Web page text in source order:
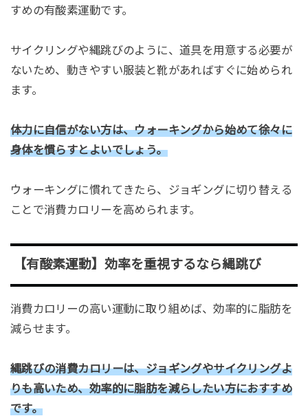
すめの有酸素運動です。
サイクリングや縄跳びのように、道具を用意する必要が
ないため、動きやすい服装と靴があればすぐに始められ
ます。
体力に自信がない方は、ウォーキングから始めて徐々に
身体を慣らすとよいでしょう。
ウォーキングに慣れてきたら、ジョギングに切り替える
ことで消費カロリーを高められます。
【有酸素運動】効率を重視するなら縄跳び
消費カロリーの高い運動に取り組めば、効率的に脂肪を
減らせます。
縄跳びの消費カロリーは、ジョギングやサイクリングよ
りも高いため、効率的に脂肪を減らしたい方におすすめ
です。